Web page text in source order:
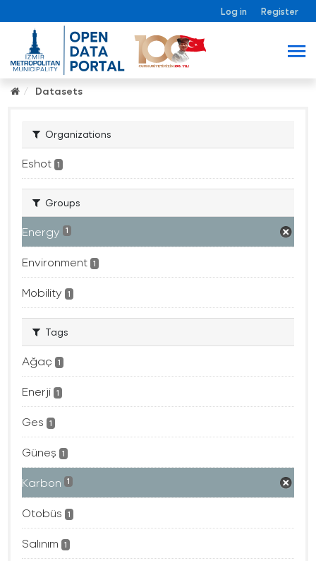
Log in Register
Datasets
Organizations
Eshot 1
Groups
Energy 1
Environment 1
Mobility 1
Tags
Ağaç 1
Enerji 1
Ges 1
Güneş 1
Karbon 1
Otobüs 1
Salınım 1